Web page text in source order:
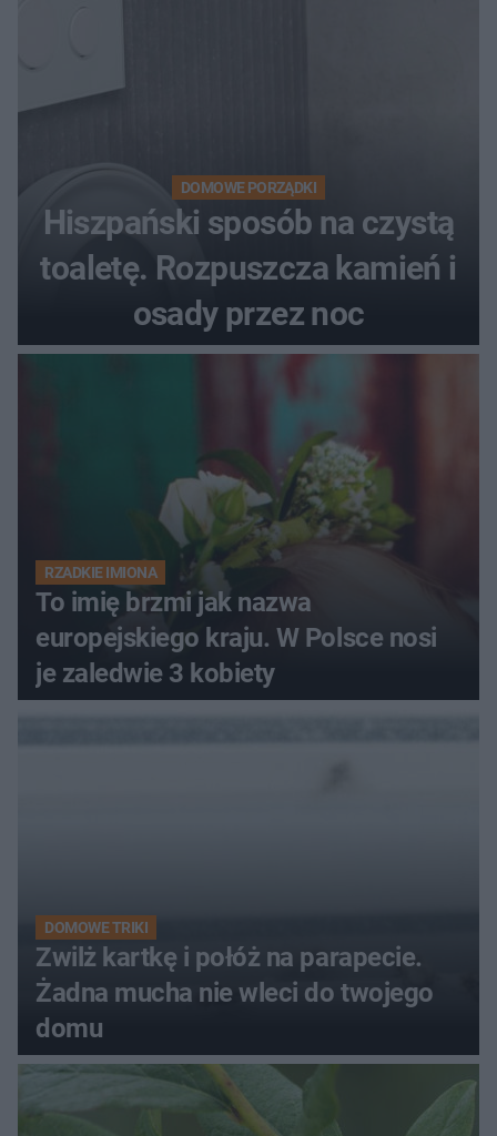
DOMOWE PORZĄDKI
Hiszpański sposób na czystą
toaletę. Rozpuszcza kamień i
osady przez noc
RZADKIE IMIONA
To imię brzmi jak nazwa
europejskiego kraju. W Polsce nosi
je zaledwie 3 kobiety
DOMOWE TRIKI
Zwilż kartkę i połóż na parapecie.
Żadna mucha nie wleci do twojego
domu